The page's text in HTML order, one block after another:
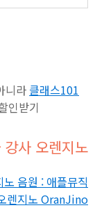
니라 클래스101
인받기
사 오렌지노
노 음원 : 애플뮤직
렌지노 OranJino